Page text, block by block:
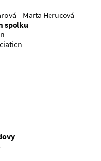
– Marta Herucová
spolku